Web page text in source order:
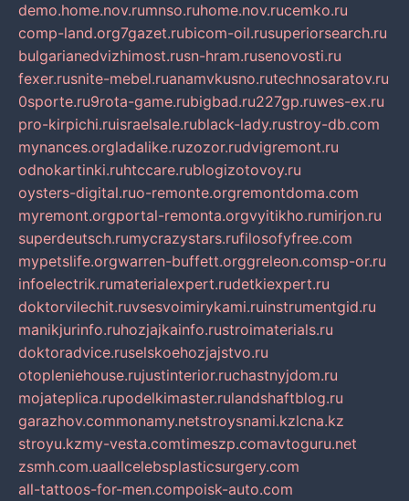
demo.home.nov.rumnso.ruhome.nov.rucemko.ru
comp-land.org7gazet.rubicom-oil.rusuperiorsearch.ru
bulgarianedvizhimost.rusn-hram.rusenovosti.ru
fexer.rusnite-mebel.ruanamvkusno.rutechnosaratov.ru
0sporte.ru9rota-game.rubigbad.ru227gp.ruwes-ex.ru
pro-kirpichi.ruisraelsale.rublack-lady.rustroy-db.com
mynances.orgladalike.ruzozor.rudvigremont.ru
odnokartinki.ruhtccare.rublogizotovoy.ru
oysters-digital.ruo-remonte.orgremontdoma.com
myremont.orgportal-remonta.orgvyitikho.rumirjon.ru
superdeutsch.rumycrazystars.rufilosofyfree.com
mypetslife.orgwarren-buffett.orggreleon.comsp-or.ru
infoelectrik.rumaterialexpert.rudetkiexpert.ru
doktorvilechit.ruvsesvoimirykami.ruinstrumentgid.ru
manikjurinfo.ruhozjajkainfo.rustroimaterials.ru
doktoradvice.ruselskoehozjajstvo.ru
otopleniehouse.rujustinterior.ruchastnyjdom.ru
mojateplica.rupodelkimaster.rulandshaftblog.ru
garazhov.commonamy.netstroysnami.kzlcna.kz
stroyu.kzmy-vesta.comtimeszp.comavtoguru.net
zsmh.com.uaallcelebsplasticsurgery.com
all-tattoos-for-men.compoisk-auto.com